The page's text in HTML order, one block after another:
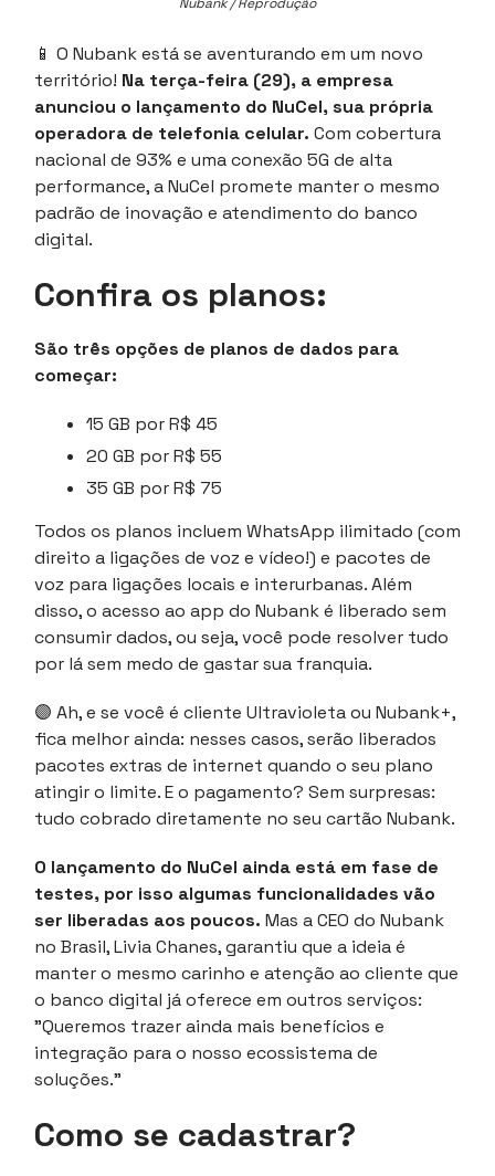
Nubank / Reprodução
📱 O Nubank está se aventurando em um novo
território! Na terça-feira (29), a empresa
anunciou o lançamento do NuCel, sua própria
operadora de telefonia celular. Com cobertura
nacional de 93% e uma conexão 5G de alta
performance, a NuCel promete manter o mesmo
padrão de inovação e atendimento do banco
digital.
Confira os planos:
São três opções de planos de dados para
começar:
15 GB por R$ 45
20 GB por R$ 55
35 GB por R$ 75
Todos os planos incluem WhatsApp ilimitado (com
direito a ligações de voz e vídeo!) e pacotes de
voz para ligações locais e interurbanas. Além
disso, o acesso ao app do Nubank é liberado sem
consumir dados, ou seja, você pode resolver tudo
por lá sem medo de gastar sua franquia.
🟣 Ah, e se você é cliente Ultravioleta ou Nubank+,
fica melhor ainda: nesses casos, serão liberados
pacotes extras de internet quando o seu plano
atingir o limite. E o pagamento? Sem surpresas:
tudo cobrado diretamente no seu cartão Nubank.
O lançamento do NuCel ainda está em fase de
testes, por isso algumas funcionalidades vão
ser liberadas aos poucos. Mas a CEO do Nubank
no Brasil, Livia Chanes, garantiu que a ideia é
manter o mesmo carinho e atenção ao cliente que
o banco digital já oferece em outros serviços:
"Queremos trazer ainda mais benefícios e
integração para o nosso ecossistema de
soluções."
Como se cadastrar?